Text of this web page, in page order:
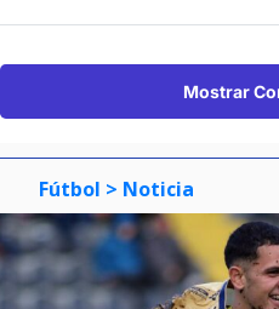
Mostrar
Fútbol > Noticia